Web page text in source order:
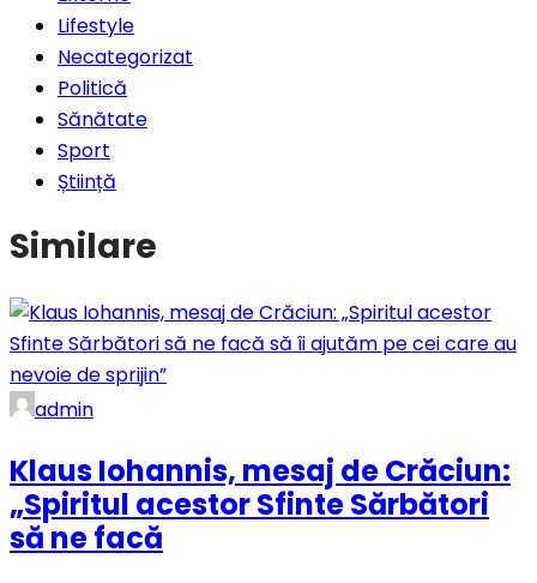
Lifestyle
Necategorizat
Politică
Sănătate
Sport
Știință
Similare
admin
Klaus Iohannis, mesaj de Crăciun:
„Spiritul acestor Sfinte Sărbători
să ne facă